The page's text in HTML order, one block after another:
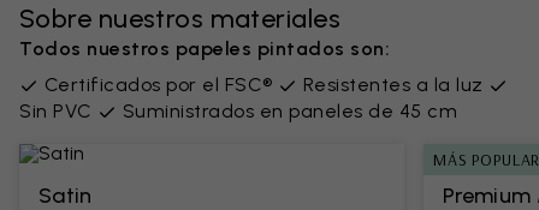
Sobre nuestros materiales
Todos nuestros papeles pintados son:
Certificados por el FSC®
Resistentes a la luz
Sin PVC
Suministrados en paneles de 45 cm
Satin
MÁS